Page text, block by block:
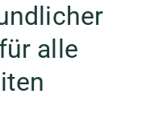
alle